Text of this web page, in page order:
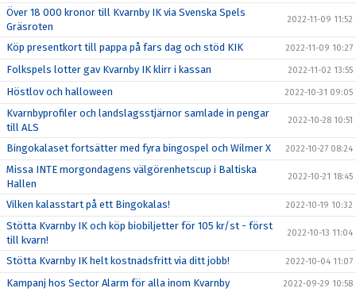
Över 18 000 kronor till Kvarnby IK via Svenska Spels
Gräsroten
2022-11-09 11:52
Köp presentkort till pappa på fars dag och stöd KIK 2022-11-09 10:27
Folkspels lotter gav Kvarnby IK klirr i kassan 2022-11-02 13:55
Höstlov och halloween 2022-10-31 09:05
Kvarnbyprofiler och landslagsstjärnor samlade in pengar
till ALS
2022-10-28 10:51
Bingokalaset fortsätter med fyra bingospel och Wilmer X 2022-10-27 08:24
Missa INTE morgondagens välgörenhetscup i Baltiska
Hallen
2022-10-21 18:45
Vilken kalasstart på ett Bingokalas! 2022-10-19 10:32
Stötta Kvarnby IK och köp biobiljetter för 105 kr/st - först
till kvarn!
2022-10-13 11:04
Stötta Kvarnby IK helt kostnadsfritt via ditt jobb! 2022-10-04 11:07
Kampanj hos Sector Alarm för alla inom Kvarnby 2022-09-29 10:58